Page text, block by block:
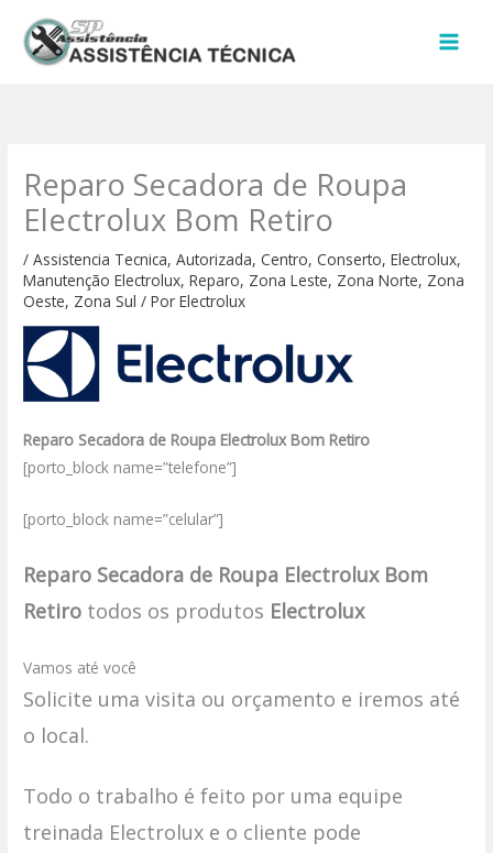
para
Reparo Secadora de Roupa
Electrolux Bom Retiro
/Assistencia Tecnica,Autorizada,Centro,Conserto,Electrolux,
Manutenção Electrolux,Reparo, Zona Leste, Zona Norte, Zona
Oeste, Zona Sul / PorElectrolux
Reparo Secadora de Roupa Electrolux Bom Retiro
[porto_block name=”telefone”]
[porto_block name=”celular”]
Reparo Secadora de Roupa Electrolux Bom
Retiro todos os produtos Electrolux
Vamos até você
Solicite uma visita ou orçamento e iremos até
o local.
Todo o trabalho é feito por uma equipe
treinada Electrolux e o cliente pode